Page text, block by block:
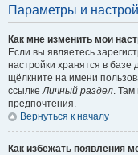
Параметры и
Как мне изменить мои
Если вы являетесь
настройки хранятся в
щёлкните на имени
ссылкеЛичный раздел. Там
предпочтения.
Вернуться к началу
Как избежать появления